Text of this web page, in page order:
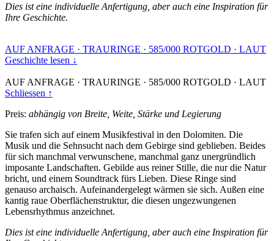
Dies ist eine individuelle Anfertigung, aber auch eine Inspiration für
Ihre Geschichte.
AUF ANFRAGE · TRAURINGE · 585/000 ROTGOLD · LAUT
Geschichte lesen ↓
AUF ANFRAGE · TRAURINGE · 585/000 ROTGOLD · LAUT
Schliessen ↑
Preis: abhängig von Breite, Weite, Stärke und Legierung
Sie trafen sich auf einem Musikfestival in den Dolomiten. Die
Musik und die Sehnsucht nach dem Gebirge sind geblieben. Beides
für sich manchmal verwunschene, manchmal ganz unergründlich
imposante Landschaften. Gebilde aus reiner Stille, die nur die Natur
bricht, und einem Soundtrack fürs Lieben. Diese Ringe sind
genauso archaisch. Aufeinandergelegt wärmen sie sich. Außen eine
kantig raue Oberflächenstruktur, die diesen ungezwungenen
Lebensrhythmus anzeichnet.
Dies ist eine individuelle Anfertigung, aber auch eine Inspiration für